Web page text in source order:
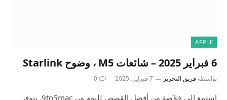
APPLE
6 فبراير 2025 – شائعات M5 ، وضوح Starlink
بواسطة فريق التحرير 7 فبراير، 2025 0
استمع إلى خلاصة من أفضل القصص لليوم من 9to5mac. يتوفر